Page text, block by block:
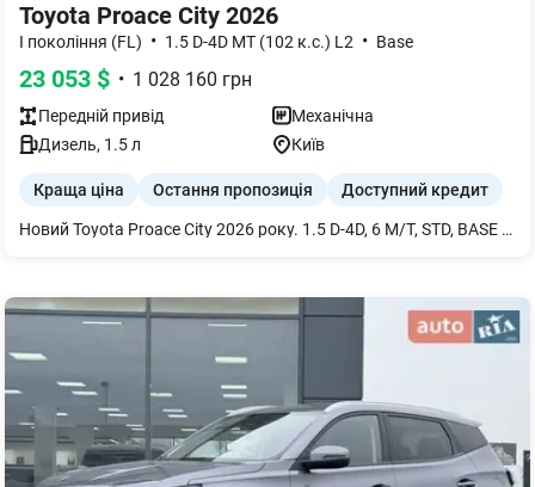
Toyota Proace City 2026
I покоління (FL) • 1.5 D-4D MT (102 к.с.) L2 • Base
23 053 $ • 1 028 160 грн
Передній привід
Механічна
Дизель, 1.5л Київ
Краща ціна Остання пропозиція Доступний кредит
Новий Toyota Proace City 2026 року. 1.5 D-4D, 6 M/T, STD, BASE За додатковою інформацією, щодо комплектацій, вартості та наявності авто, телефонуйте до дилерського центру.